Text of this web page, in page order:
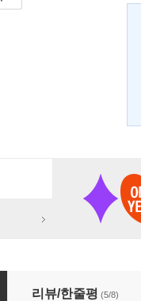
리뷰/한줄평 (5/8)